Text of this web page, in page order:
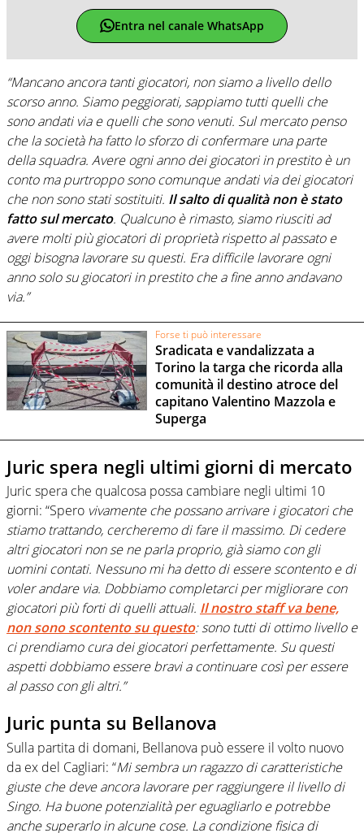
Entra nel canale WhatsApp
“Mancano ancora tanti giocatori, non siamo a livello dello
scorso anno. Siamo peggiorati, sappiamo tutti quelli che
sono andati via e quelli che sono venuti. Sul mercato penso
che la società ha fatto lo sforzo di confermare una parte
della squadra. Avere ogni anno dei giocatori in prestito è un
conto ma purtroppo sono comunque andati via dei giocatori
che non sono stati sostituiti. Il salto di qualità non è stato
fatto sul mercato. Qualcuno è rimasto, siamo riusciti ad
avere molti più giocatori di proprietà rispetto al passato e
oggi bisogna lavorare su questi. Era difficile lavorare ogni
anno solo su giocatori in prestito che a fine anno andavano
via.”
Forse ti può interessare
Sradicata e vandalizzata a
Torino la targa che ricorda alla
comunità il destino atroce del
capitano Valentino Mazzola e
Superga
Juric spera negli ultimi giorni di mercato
Juric spera che qualcosa possa cambiare negli ultimi 10
giorni: “Spero vivamente che possano arrivare i giocatori che
stiamo trattando, cercheremo di fare il massimo. Di cedere
altri giocatori non se ne parla proprio, già siamo con gli
uomini contati. Nessuno mi ha detto di essere scontento e di
voler andare via. Dobbiamo completarci per migliorare con
giocatori più forti di quelli attuali. Il nostro staff va bene,
non sono scontento su questo: sono tutti di ottimo livello e
ci prendiamo cura dei giocatori perfettamente. Su questi
aspetti dobbiamo essere bravi a continuare così per essere
al passo con gli altri.”
Juric punta su Bellanova
Sulla partita di domani, Bellanova può essere il volto nuovo
da ex del Cagliari: “Mi sembra un ragazzo di caratteristiche
giuste che deve ancora lavorare per raggiungere il livello di
Singo. Ha buone potenzialità per eguagliarlo e potrebbe
anche superarlo in alcune cose. La condizione fisica di